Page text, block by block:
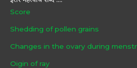
Score
Shedding of pollen grains
Changes in the ovary during
Oigin of ray